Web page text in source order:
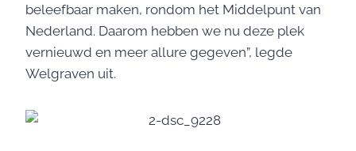
beleefbaar maken, rondom het Middelpunt van
Nederland. Daarom hebben we nu deze plek
vernieuwd en meer allure gegeven”, legde
Welgraven uit.